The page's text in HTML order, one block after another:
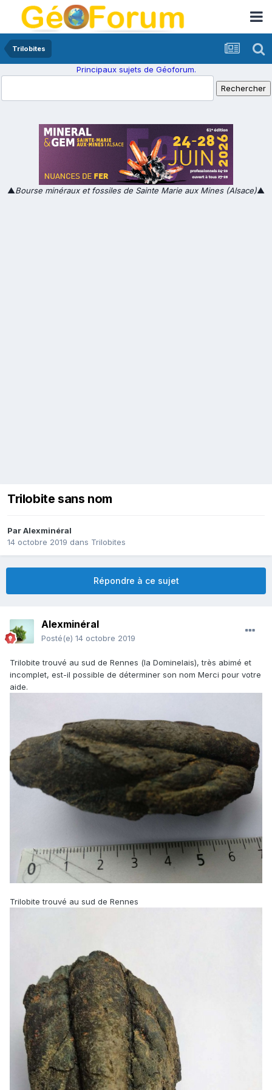
Trilobites
Principaux sujets de Géoforum.
▲Bourse minéraux et fossiles de Sainte Marie aux Mines (Alsace)▲
Trilobite sans nom
ParAlexminéral
14 octobre 2019 dans Trilobites
Répondre à ce sujet
Alexminéral
Posté(e) 14 octobre 2019
Trilobite trouvé au sud de Rennes (la Dominelais), très abimé et
incomplet, est-il possible de déterminer son nom Merci pour votre
aide.
Trilobite trouvé au sud de Rennes